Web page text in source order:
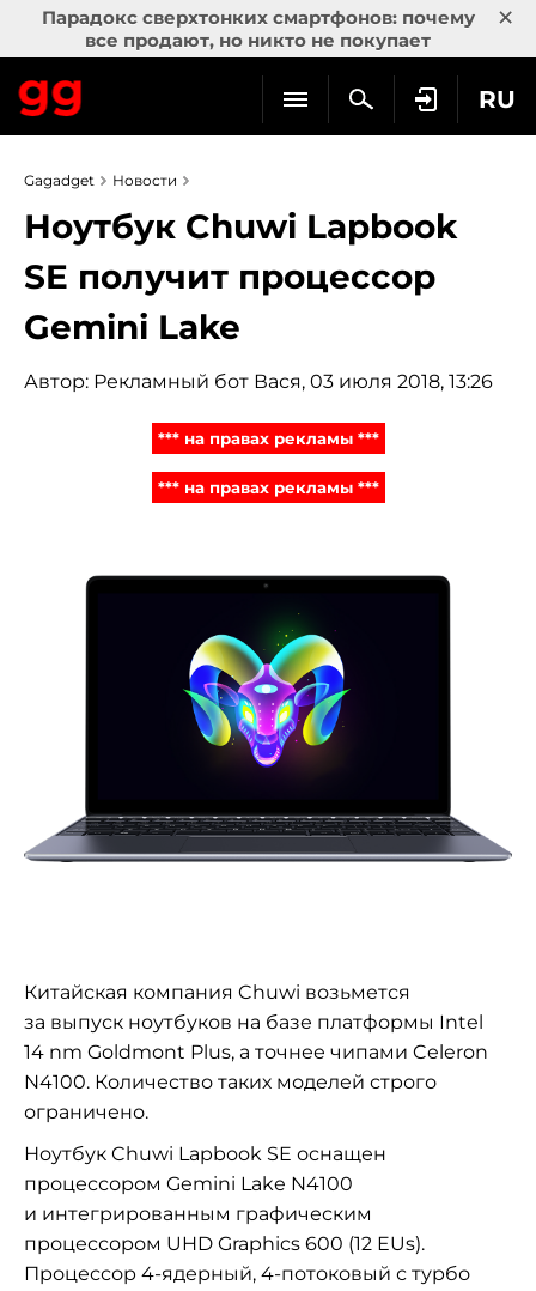
Парадокс сверхтонких смартфонов: почему
все продают, но никто не покупает
×
RU
Gagadget Новости
Ноутбук Chuwi Lapbook
SE получит процессор
Gemini Lake
Автор: Рекламный бот Вася, 03 июля 2018, 13:26
*** на правах рекламы ***
*** на правах рекламы ***
Китайская компания Chuwi возьмется
за выпуск ноутбуков на базе платформы Intel
14 nm Goldmont Plus, а точнее чипами Celeron
N4100. Количество таких моделей строго
ограничено.
Ноутбук Chuwi Lapbook SE оснащен
процессором Gemini Lake N4100
и интегрированным графическим
процессором UHD Graphics 600 (12 EUs).
Процессор 4-ядерный, 4-потоковый с турбо